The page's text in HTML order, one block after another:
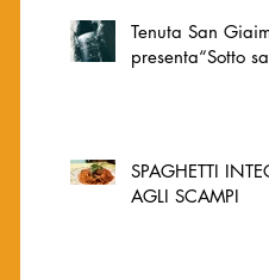
Tenuta San
presenta“Sotto
SPAGHETTI
AGLI SCAMPI